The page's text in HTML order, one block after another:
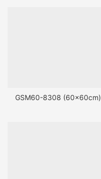
GSM60-8308 (60x60cm)